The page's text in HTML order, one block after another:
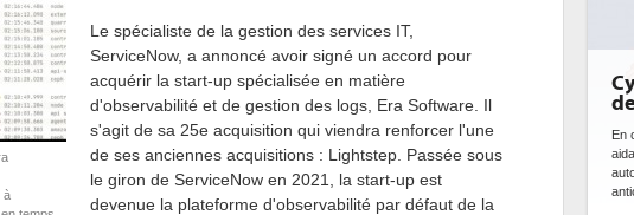
à
Le spécialiste de la gestion des services IT,
ServiceNow, a annoncé avoir signé un accord pour
acquérir la start-up spécialisée en matière
d'observabilité et de gestion des logs, Era Software. Il
s'agit de sa 25e acquisition qui viendra renforcer l'une
de ses anciennes acquisitions : Lightstep. Passée sous
le giron de ServiceNow en 2021, la start-up est
devenue la plateforme d'observabilité par défaut de la
Cybersécurité, le double visage
de l'IA
En cybersécurité, l'IA joue un double rôle : le gentil en
aidant à détecter et à prévenir les menaces, à
automatiser les processus de sécurité, à simuler et
anticiper les...
ce